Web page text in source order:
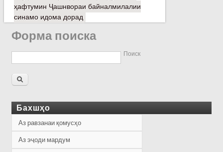
ҳафтумин Ҷашнвораи байналмилалии
синамо идома дорад
Форма поиска
Поиск
Бахшҳо
Аз равзанаи қомусҳо
Аз эҷоди мардум